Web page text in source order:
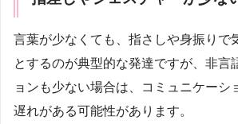
言葉が少なくても、指さしや身振りで
とするのが典型的な発達ですが、非言
ョンも少ない場合は、コミュニケーシ
遅れがある可能性があります。